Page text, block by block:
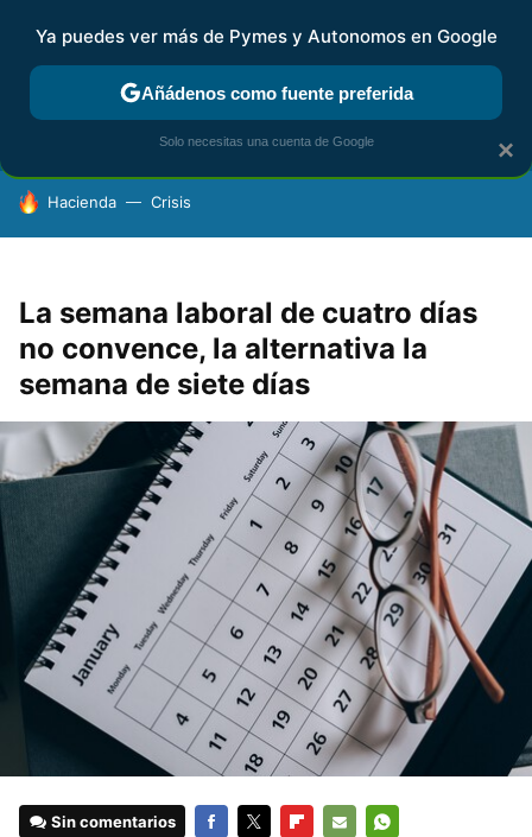
FISCALIDAD Y CONTABILIDAD KIT DIGITAL RENTA
HOY SE HABLA DE
Hacienda Crisis
La semana laboral de cuatro días
no convence, la alternativa la
semana de siete días
Sin comentarios
×
Ya puedes ver más de Pymes y Autonomos en Google
Añádenos como fuente preferida
Solo necesitas una cuenta de Google